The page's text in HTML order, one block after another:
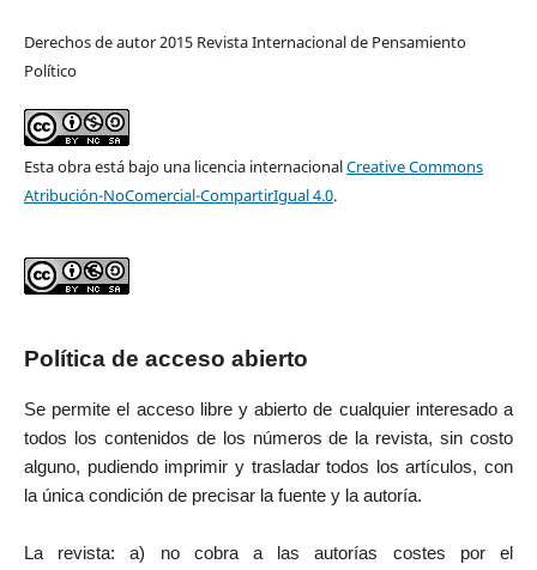
Derechos de autor 2015 Revista Internacional de Pensamiento
Político
Esta obra está bajo una licencia internacionalCreative Commons
Atribución-NoComercial-CompartirIgual 4.0.
Política de acceso abierto
Se permite el acceso libre y abierto de cualquier interesado a
todos los contenidos de los números de la revista, sin costo
alguno, pudiendo imprimir y trasladar todos los artículos, con
la única condición de precisar la fuente y la autoría.
La revista: a) no cobra a las autorías costes por el